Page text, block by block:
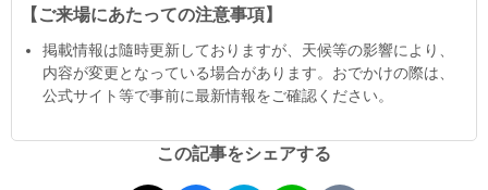
【ご来場にあたっての注意事項】
掲載情報は隨時更新しておりますが、天候等の影響により、
内容が変更となっている場合があります。おでかけの際は、
公式サイト等で事前に最新情報をご確認ください。
この記事をシェアする